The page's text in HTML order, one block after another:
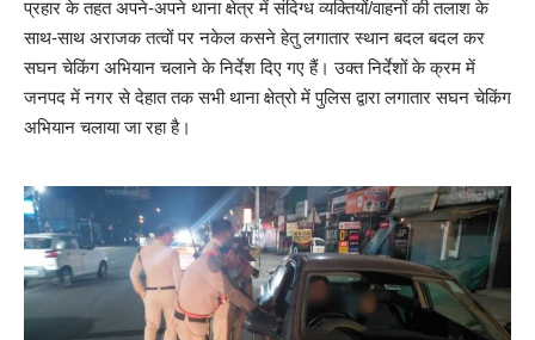
प्रहार के तहत अपने-अपने थाना क्षेत्र में संदिग्ध व्यक्तियों/वाहनों की तलाश के
साथ-साथ अराजक तत्वों पर नकेल कसने हेतु लगातार स्थान बदल बदल कर
सघन चेकिंग अभियान चलाने के निर्देश दिए गए हैं। उक्त निर्देशों के क्रम में
जनपद में नगर से देहात तक सभी थाना क्षेत्रो में पुलिस द्वारा लगातार सघन चेकिंग
अभियान चलाया जा रहा है।